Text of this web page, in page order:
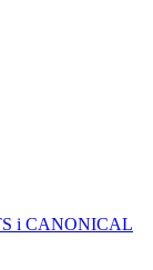
i CANONICAL